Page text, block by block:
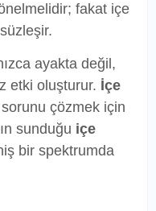
fakat içe
ayakta değil,
etki oluşturur. İçe
çözmek için
sunduğu içe
bir spektrumda